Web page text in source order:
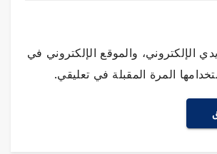
الإلكتروني، والموقع الإلكتروني في
المرة المقبلة في تعليقي.